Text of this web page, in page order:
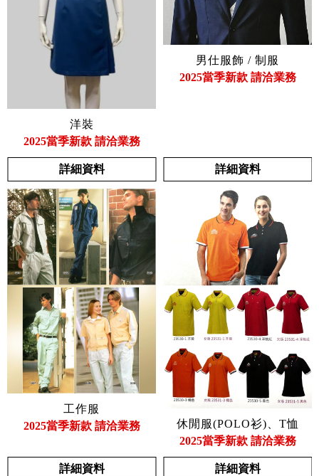
洋裝
2025當季新款 請洽業務
詳細資料
男仕服飾 / 制服
2025當季新款 請洽業務
詳細資料
工作服
2025當季新款 請洽業務
詳細資料
休閒服(POLO衫)、T恤
2025當季新款 請洽業務
詳細資料